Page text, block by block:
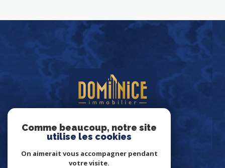
Comme beaucoup, notre site
utilise les cookies
On aimerait vous accompagner pendant
votre visite.